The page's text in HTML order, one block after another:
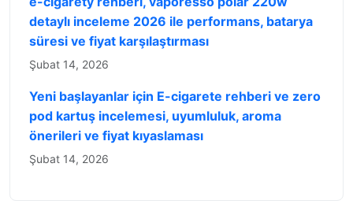
detaylı inceleme 2026 ile performans, batarya
süresi ve fiyat karşılaştırması
Şubat 14, 2026
Yeni başlayanlar için E-cigarete rehberi ve zero
pod kartuş incelemesi, uyumluluk, aroma
önerileri ve fiyat kıyaslaması
Şubat 14, 2026